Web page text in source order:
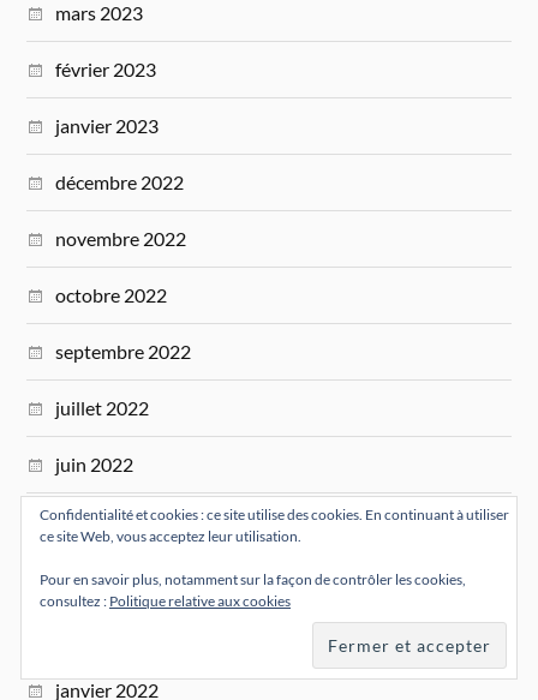
mars 2023
février 2023
janvier 2023
décembre 2022
novembre 2022
octobre 2022
septembre 2022
juillet 2022
juin 2022
mai 2022
mars 2022
janvier 2022
Confidentialité et cookies : ce site utilise des cookies. En continuant à utiliser
ce site Web, vous acceptez leur utilisation.
Pour en savoir plus, notamment sur la façon de contrôler les cookies,
consultez : Politique relative aux cookies